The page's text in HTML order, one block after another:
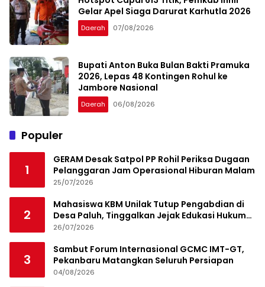
Gelar Apel Siaga Darurat Karhutla 2026
Daerah 07/08/2026
Bupati Anton Buka Bulan Bakti Pramuka
2026, Lepas 48 Kontingen Rohul ke
Jambore Nasional
Daerah 06/08/2026
Populer
1
GERAM Desak Satpol PP Rohil Periksa Dugaan
Pelanggaran Jam Operasional Hiburan Malam
25/07/2026
2
Mahasiswa KBM Unilak Tutup Pengabdian di
Desa Paluh, Tinggalkan Jejak Edukasi Hukum
dan Aksi Sosial
26/07/2026
3
Sambut Forum Internasional GCMC IMT-GT,
Pekanbaru Matangkan Seluruh Persiapan
04/08/2026